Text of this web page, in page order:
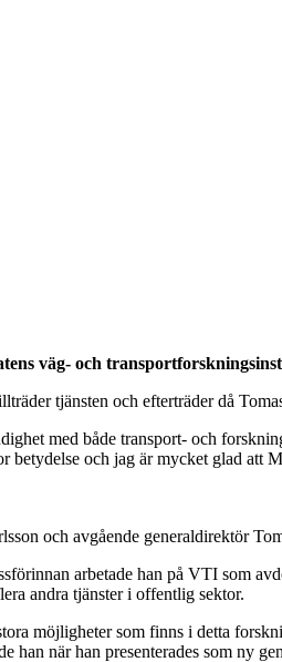
väg- och
tjänsten och efterträder då
med både transport- och
betydelse och jag är mycket glad
och avgående generaldirektör
arbetade han på VTI som
andra tjänster i offentlig sektor.
möjligheter som finns i detta
han när han presenterades som ny